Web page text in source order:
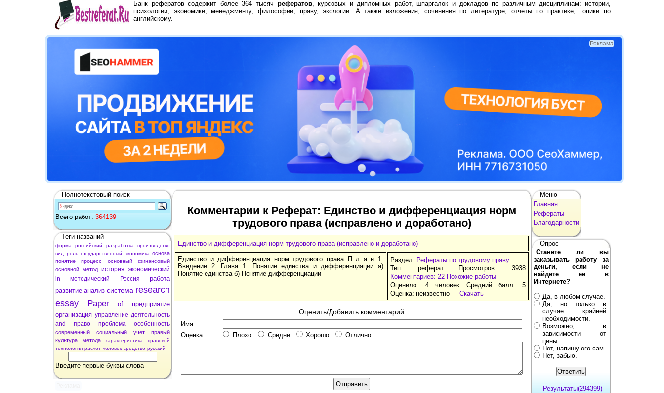
Банк рефератов содержит более 364 тысяч рефератов, курсовых и дипломных работ, шпаргалок и докладов по различным дисциплинам: истории,
психологии, экономике, менеджменту, философии, праву, экологии. А также изложения, сочинения по литературе, отчеты по практике, топики по
английскому.
Реклама
Полнотекстовый поиск
Всего работ: 364139
Теги названий
форма российский разработка
производство
вид
роль государственный экономика основа
понятие
процесс основный
финансовый
основной метод история экономический
in
методический Россия
работа
развитие анализ система research
essay
Paper of
предприятие
организация управление деятельность
and
право проблема особенность
современный социальный учет
правый
культура
метода характеристика
правовой
технология расчет человек средство русский
Введите первые буквы слова
Комментарии к Реферат: Единство и дифференциация норм
трудового права (исправлено и доработано)
Единство и дифференциация норм трудового права (исправлено и доработано)
Единство и дифференциация норм трудового права П л а н 1.
Введение 2. Глава 1: Понятие единства и дифференциации а)
Понятие единства б) Понятие дифференциации
Раздел: Рефераты по трудовому праву
Тип: реферат Просмотров: 3938
Комментариев: 22 Похожие работы
Оценило: 4 человек Средний балл: 5
Оценка: неизвестно Скачать
Оценить/Добавить комментарий
Имя
Оценка
Плохо Средне Хорошо Отлично
Меню
Главная
Рефераты
Благодарности
Опрос
Станете ли вы
заказывать работу за
деньги, если не
найдете ее в
Интернете?
Да, в любом случае.
Да, но только в
случае крайней
необходимости.
Возможно, в
зависимости от
цены.
Нет, напишу его сам.
Нет, забью.
Результаты(294399)